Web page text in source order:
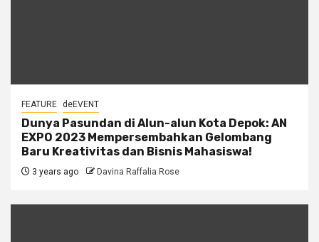
FEATURE deEVENT
Dunya Pasundan di Alun-alun Kota Depok: AN
EXPO 2023 Mempersembahkan Gelombang
Baru Kreativitas dan Bisnis Mahasiswa!
3 years ago Davina Raffalia Rose